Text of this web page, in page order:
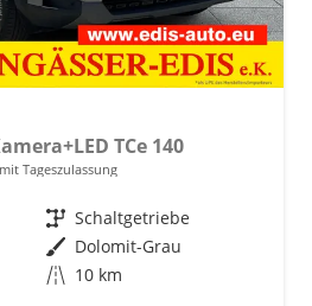
TCe 140
Tageszulassung
Getriebe Schaltgetriebe
Außenfarbe Dolomit-Grau
Kilometerstand 10 km